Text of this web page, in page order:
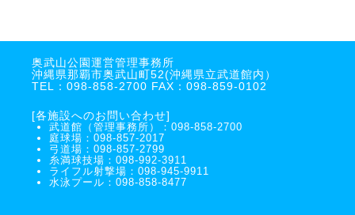
奥武山公園運営管理事務所
沖縄県那覇市奥武山町52(沖縄県立武道館内）
TEL：098-858-2700 FAX：098-859-0102
[各施設へのお問い合わせ]
武道館（管理事務所）：098-858-2700
庭球場：098-857-2017
弓道場：098-857-2799
糸満球技場：098-992-3911
ライフル射撃場：098-945-9911
水泳プール：098-858-8477